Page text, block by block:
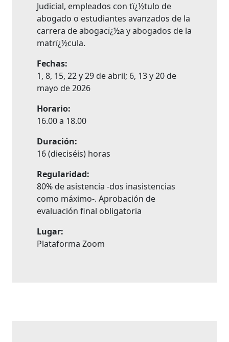
Judicial, empleados con tï¿½tulo de
abogado o estudiantes avanzados de la
carrera de abogacï¿½a y abogados de la
matrï¿½cula.
Fechas:
1, 8, 15, 22 y 29 de abril; 6, 13 y 20 de
mayo de 2026
Horario:
16.00 a 18.00
Duración:
16 (dieciséis) horas
Regularidad:
80% de asistencia -dos inasistencias
como máximo-. Aprobación de
evaluación final obligatoria
Lugar:
Plataforma Zoom